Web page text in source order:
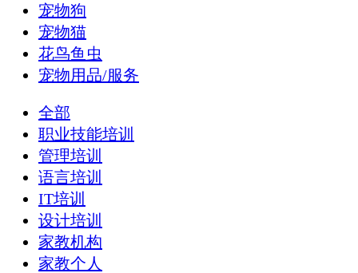
宠物狗
宠物猫
花鸟鱼虫
宠物用品/服务
全部
职业技能培训
管理培训
语言培训
IT培训
设计培训
家教机构
家教个人